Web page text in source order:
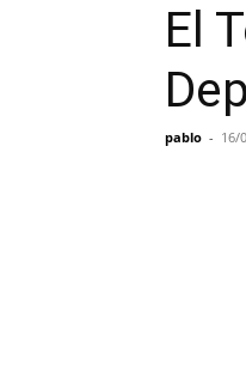
El
pablo - 16/